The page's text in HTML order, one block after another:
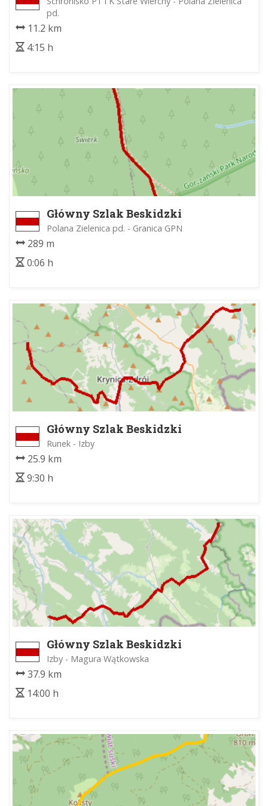
pd.
11.2 km
4:15 h
Główny Szlak Beskidzki
Polana Zielenica pd. - Granica GPN
289 m
0:06 h
Główny Szlak Beskidzki
Runek - Izby
25.9 km
9:30 h
Główny Szlak Beskidzki
Izby - Magura Wątkowska
37.9 km
14:00 h